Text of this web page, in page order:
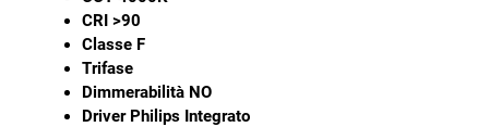
CRI >90
Classe F
Trifase
Dimmerabilità NO
Driver Philips Integrato